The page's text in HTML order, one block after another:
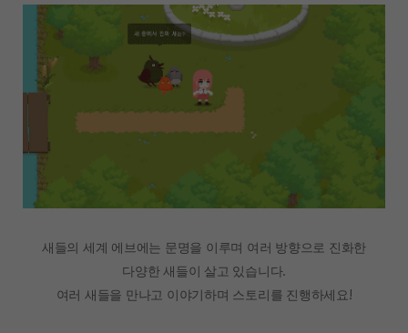
새들의 세계 에브에는 문명을 이루며 여러 방향으로 진화한
다양한 새들이 살고 있습니다.
여러 새들을 만나고 이야기하며 스토리를 진행하세요!